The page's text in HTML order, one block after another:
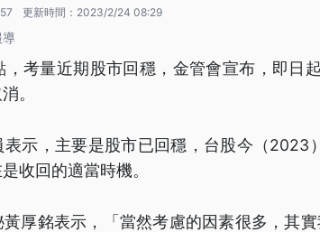
更新時間： 2023/2/24 08:29
導
，考量近期股市回穩，金管會宣布，即日
。
示，主要是股市已回穩，台股今（2023
收回的適當時機。
厚銘表示，「當然考慮的因素很多，其